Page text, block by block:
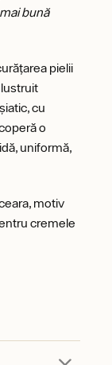
bună
pielii
cu
o
uniformă,
motiv
cremele